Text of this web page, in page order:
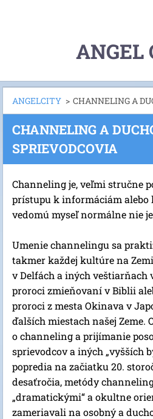
ANGEL
ANGELCITY > CHANNELING A
CHANNELING A
SPRIEVODCOVIA
Channeling je, veľmi stručne
prístupu k informáciám alebo
vedomú myseľ normálne nie
Umenie channelingu sa
takmer každej kultúre na
v Delfách a iných veštiarňach
proroci zmieňovaní v Biblii
proroci z mesta Okinava v
ďalších miestach našej Zeme.
o channeling a prijímanie
sprievodcov a iných „vyšších
popredia na začiatku 20.
desaťročia, metódy
„dramatickými“ a okultne
zameriavali na osobný a